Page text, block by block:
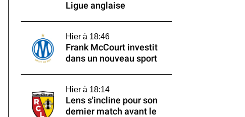
Ligue anglaise
Hier à 18:46
Frank McCourt investit
dans un nouveau sport
Hier à 18:14
Lens s'incline pour son
dernier match avant le